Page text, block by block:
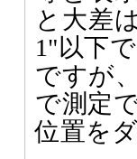
と大差
1"以下
ですが
で測定
位置を